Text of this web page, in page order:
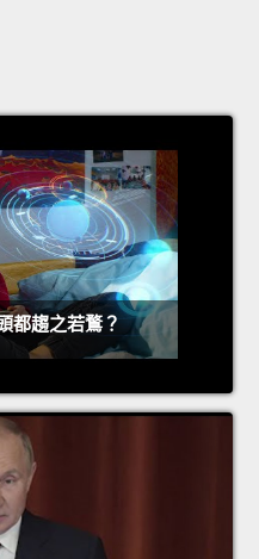
都趨之若鶩？